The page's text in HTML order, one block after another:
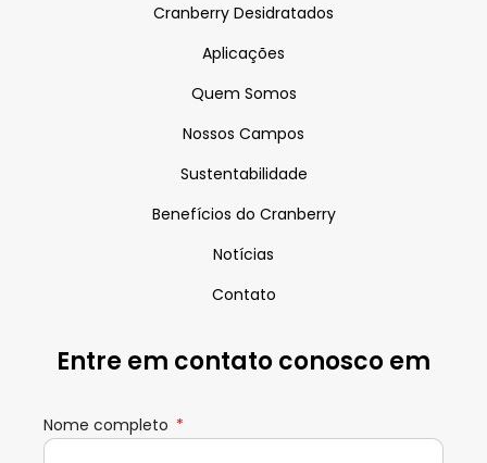
Cranberry Desidratados
Aplicações
Quem Somos
Nossos Campos
Sustentabilidade
Benefícios do Cranberry
Notícias
Contato
Entre em contato conosco em
Nome completo